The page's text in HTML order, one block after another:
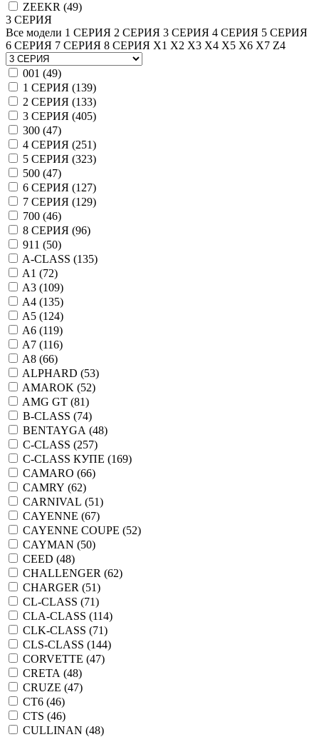
ZEEKR (49)
3 СЕРИЯ
Все модели 1 СЕРИЯ 2 СЕРИЯ 3 СЕРИЯ 4 СЕРИЯ 5 СЕРИЯ
6 СЕРИЯ 7 СЕРИЯ 8 СЕРИЯ X1 X2 X3 X4 X5 X6 X7 Z4
001 (49)
1 СЕРИЯ (139)
2 СЕРИЯ (133)
3 СЕРИЯ (405)
300 (47)
4 СЕРИЯ (251)
5 СЕРИЯ (323)
500 (47)
6 СЕРИЯ (127)
7 СЕРИЯ (129)
700 (46)
8 СЕРИЯ (96)
911 (50)
A-CLASS (135)
A1 (72)
A3 (109)
A4 (135)
A5 (124)
A6 (119)
A7 (116)
A8 (66)
ALPHARD (53)
AMAROK (52)
AMG GT (81)
B-CLASS (74)
BENTAYGA (48)
C-CLASS (257)
C-CLASS КУПЕ (169)
CAMARO (66)
CAMRY (62)
CARNIVAL (51)
CAYENNE (67)
CAYENNE COUPE (52)
CAYMAN (50)
CEED (48)
CHALLENGER (62)
CHARGER (51)
CL-CLASS (71)
CLA-CLASS (114)
CLK-CLASS (71)
CLS-CLASS (144)
CORVETTE (47)
CRETA (48)
CRUZE (47)
CT6 (46)
CTS (46)
CULLINAN (48)